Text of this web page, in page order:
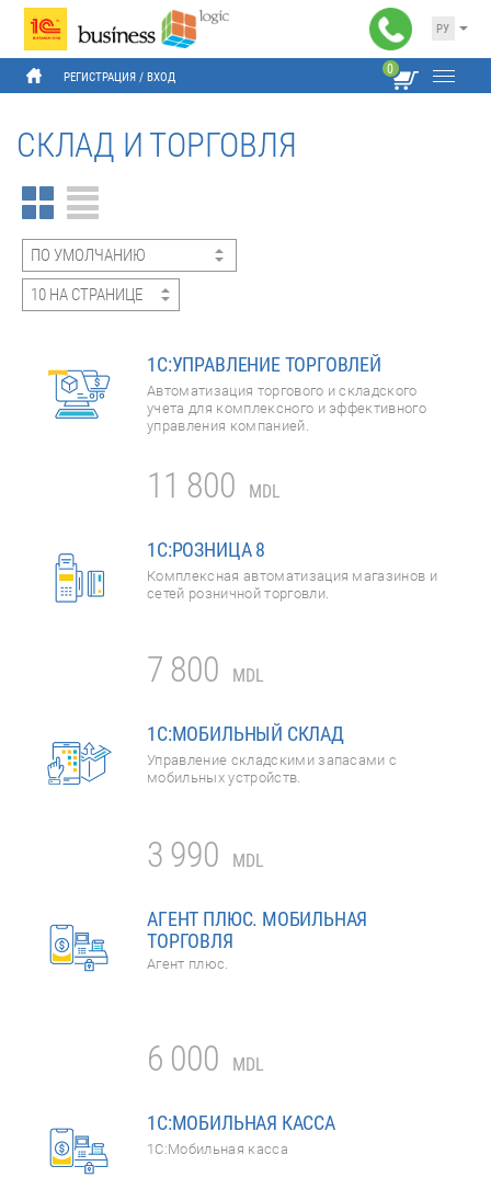
РУ
РЕГИСТРАЦИЯ / ВХОД
0
СКЛАД И ТОРГОВЛЯ
1С:УПРАВЛЕНИЕ ТОРГОВЛЕЙ
Автоматизация торгового и складского
учета для комплексного и эффективного
управления компанией.
11 800 MDL
1С:РОЗНИЦА 8
Комплексная автоматизация магазинов и
сетей розничной торговли.
7 800 MDL
1C:МОБИЛЬНЫЙ СКЛАД
Управление складскими запасами с
мобильных устройств.
3 990 MDL
АГЕНТ ПЛЮС. МОБИЛЬНАЯ
ТОРГОВЛЯ
Агент плюс.
6 000 MDL
1С:МОБИЛЬНАЯ КАССА
1С:Мобильная касса